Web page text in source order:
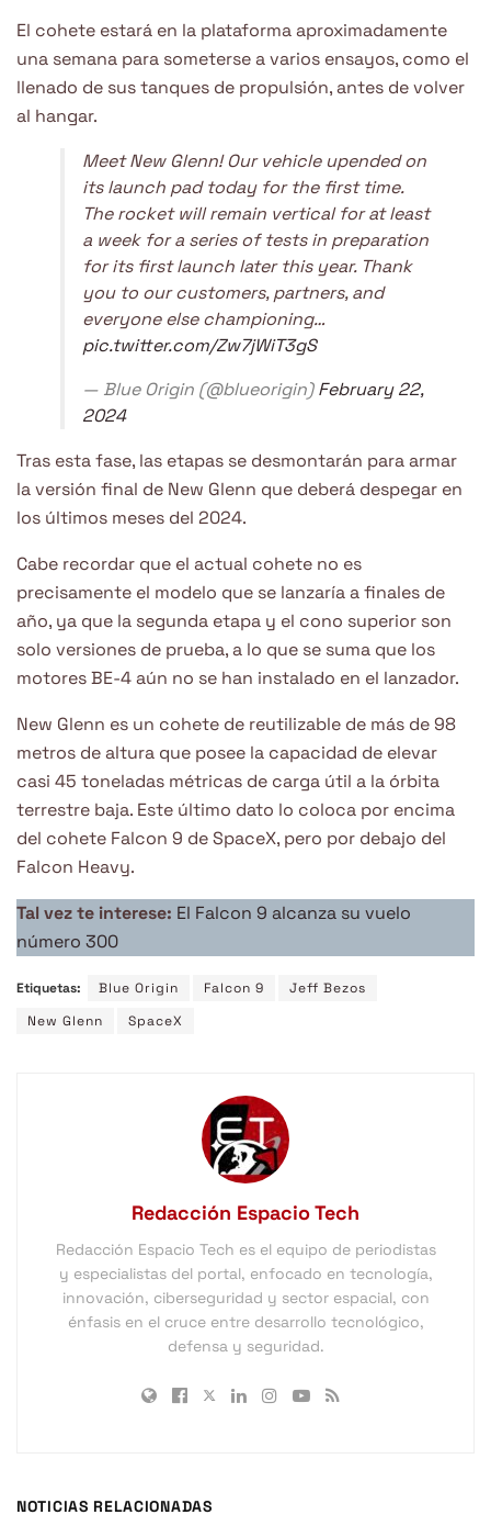
El cohete estará en la plataforma aproximadamente
una semana para someterse a varios ensayos, como el
llenado de sus tanques de propulsión, antes de volver
al hangar.
Meet New Glenn! Our vehicle upended on
its launch pad today for the first time.
The rocket will remain vertical for at least
a week for a series of tests in preparation
for its first launch later this year. Thank
you to our customers, partners, and
everyone else championing…
pic.twitter.com/Zw7jWiT3gS
— Blue Origin (@blueorigin)February 22,
2024
Tras esta fase, las etapas se desmontarán para armar
la versión final de New Glenn que deberá despegar en
los últimos meses del 2024.
Cabe recordar que el actual cohete no es
precisamente el modelo que se lanzaría a finales de
año, ya que la segunda etapa y el cono superior son
solo versiones de prueba, a lo que se suma que los
motores BE-4 aún no se han instalado en el lanzador.
New Glenn es un cohete de reutilizable de más de 98
metros de altura que posee la capacidad de elevar
casi 45 toneladas métricas de carga útil a la órbita
terrestre baja. Este último dato lo coloca por encima
del cohete Falcon 9 de SpaceX, pero por debajo del
Falcon Heavy.
Tal vez te interese: El Falcon 9 alcanza su vuelo
número 300
Etiquetas: Blue Origin Falcon 9
Jeff Bezos
New Glenn
SpaceX
Redacción Espacio Tech
Redacción Espacio Tech es el equipo de periodistas
y especialistas del portal, enfocado en tecnología,
innovación, ciberseguridad y sector espacial, con
énfasis en el cruce entre desarrollo tecnológico,
defensa y seguridad.
NOTICIAS RELACIONADAS